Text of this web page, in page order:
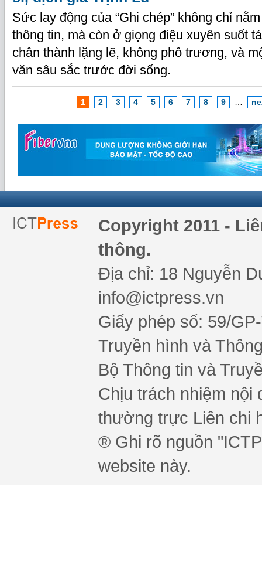
Sức lay động của “Ghi chép” không chỉ
thông tin, mà còn ở giọng điệu xuyên suốt
chân thành lặng lẽ, không phô trương, và
văn sâu sắc trước đời sống.
1 2 3 4 5 6 7 8 9
Copyright 2011 -
thông.
Địa chỉ: 18 Nguyễn
info@ictpress.vn
Giấy phép số: 59/
Truyền hình và
Bộ Thông tin và
Chịu trách nhiệm nội
thường trực Liên chi
® Ghi rõ nguồn
website này.